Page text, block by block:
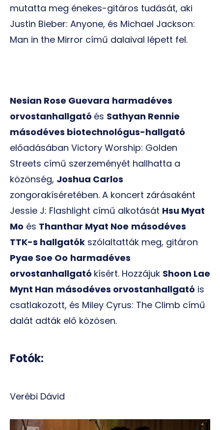
mutatta meg énekes-gitáros tudását, aki
Justin Bieber: Anyone, és Michael Jackson:
Man in the Mirror című dalaival lépett fel.
Nesian Rose Guevara harmadéves
orvostanhallgató és Sathyan Rennie
másodéves biotechnológus-hallgató
előadásában Victory Worship: Golden
Streets című szerzeményét hallhatta a
közönség, Joshua Carlos
zongorakíséretében. A koncert zárásaként
Jessie J: Flashlight című alkotását Hsu Myat
Mo és Thanthar Myat Noe másodéves
TTK-s hallgatók szólaltatták meg, gitáron
Pyae Soe Oo harmadéves
orvostanhallgató kísért. Hozzájuk Shoon Lae
Mynt Han másodéves orvostanhallgató is
csatlakozott, és Miley Cyrus: The Climb című
dalát adták elő közösen.
Fotók:
Verébi Dávid